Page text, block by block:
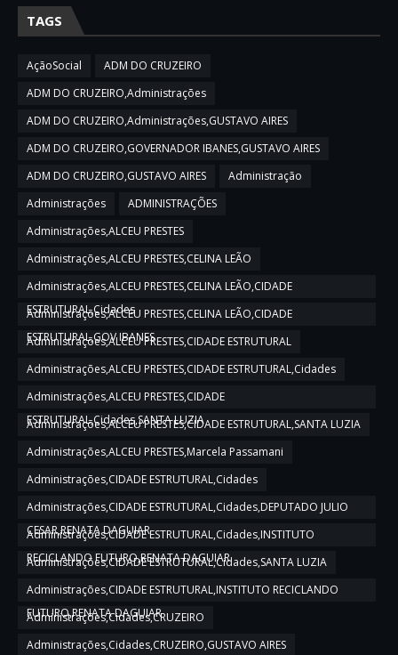
TAGS
AçãoSocial
ADM DO CRUZEIRO
ADM DO CRUZEIRO,Administrações
ADM DO CRUZEIRO,Administrações,GUSTAVO AIRES
ADM DO CRUZEIRO,GOVERNADOR IBANES,GUSTAVO AIRES
ADM DO CRUZEIRO,GUSTAVO AIRES
Administração
Administrações
ADMINISTRAÇÕES
Administrações,ALCEU PRESTES
Administrações,ALCEU PRESTES,CELINA LEÃO
Administrações,ALCEU PRESTES,CELINA LEÃO,CIDADE
ESTRUTURAL,Cidades
Administrações,ALCEU PRESTES,CELINA LEÃO,CIDADE
ESTRUTURAL,GOV IBANES
Administrações,ALCEU PRESTES,CIDADE ESTRUTURAL
Administrações,ALCEU PRESTES,CIDADE ESTRUTURAL,Cidades
Administrações,ALCEU PRESTES,CIDADE
ESTRUTURAL,Cidades,SANTA LUZIA
Administrações,ALCEU PRESTES,CIDADE ESTRUTURAL,SANTA LUZIA
Administrações,ALCEU PRESTES,Marcela Passamani
Administrações,CIDADE ESTRUTURAL,Cidades
Administrações,CIDADE ESTRUTURAL,Cidades,DEPUTADO JULIO
CESAR,RENATA DAGUIAR
Administrações,CIDADE ESTRUTURAL,Cidades,INSTITUTO
RECICLANDO FUTURO,RENATA DAGUIAR
Administrações,CIDADE ESTRUTURAL,Cidades,SANTA LUZIA
Administrações,CIDADE ESTRUTURAL,INSTITUTO RECICLANDO
FUTURO,RENATA DAGUIAR
Administrações,Cidades,CRUZEIRO
Administrações,Cidades,CRUZEIRO,GUSTAVO AIRES